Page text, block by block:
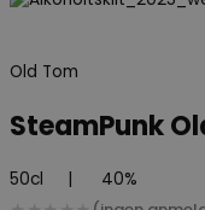
Old Tom
SteamPunk
50cl 40%